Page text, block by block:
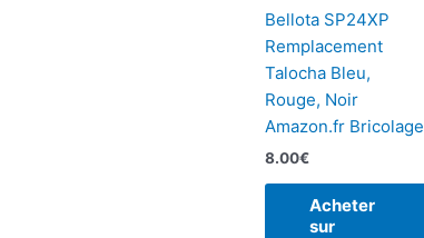
Bellota SP24XP
Remplacement
Talocha Bleu,
Rouge, Noir
Amazon.fr Bricolage
8.00€
Acheter
sur